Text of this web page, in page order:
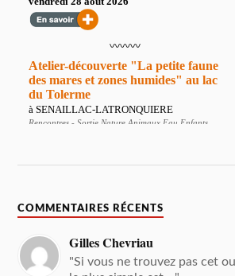
COMMENTAIRES RÉCENTS
Gilles Chevriau
"Si vous ne trouvez pas cet